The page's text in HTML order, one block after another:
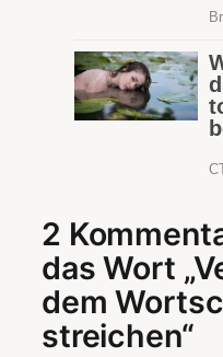
2
das Wort
dem
streichen“